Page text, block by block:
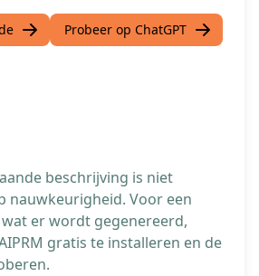
Probeer op ChatGPT
beschrijving is niet
nauwkeurigheid. Voor een
er wordt gegenereerd,
gratis te installeren en de